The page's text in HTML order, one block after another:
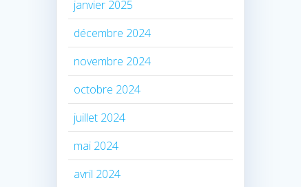
janvier 2025
décembre 2024
novembre 2024
octobre 2024
juillet 2024
mai 2024
avril 2024